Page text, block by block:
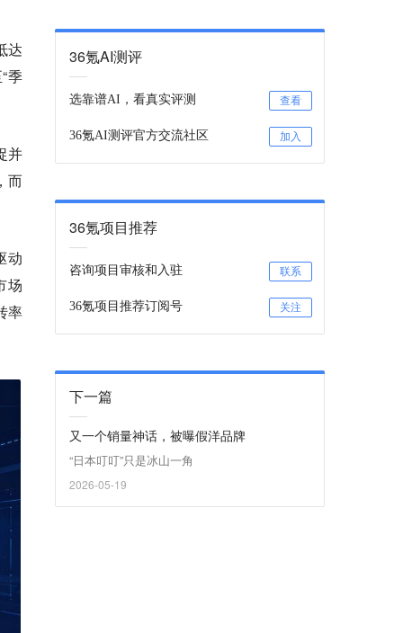
达
季
并
而
动
场
率
36氪AI测评
选靠谱AI，看真实评测 查看
36氪AI测评官方交流社区 加入
36氪项目推荐
咨询项目审核和入驻 联系
36氪项目推荐订阅号 关注
下一篇
又一个销量神话，被曝假洋品牌
“日本叮叮”只是冰山一角
2026-05-19